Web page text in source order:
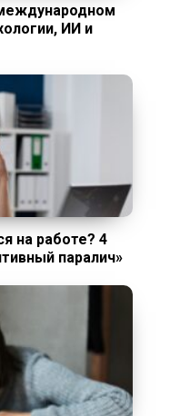
ИИ и
на работе? 4
паралич»